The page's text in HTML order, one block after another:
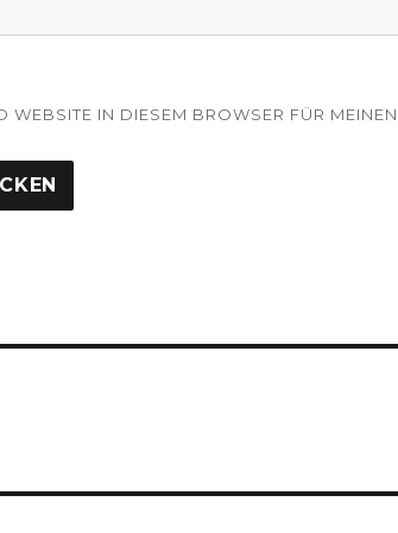
WEBSITE IN DIESEM BROWSER FÜR